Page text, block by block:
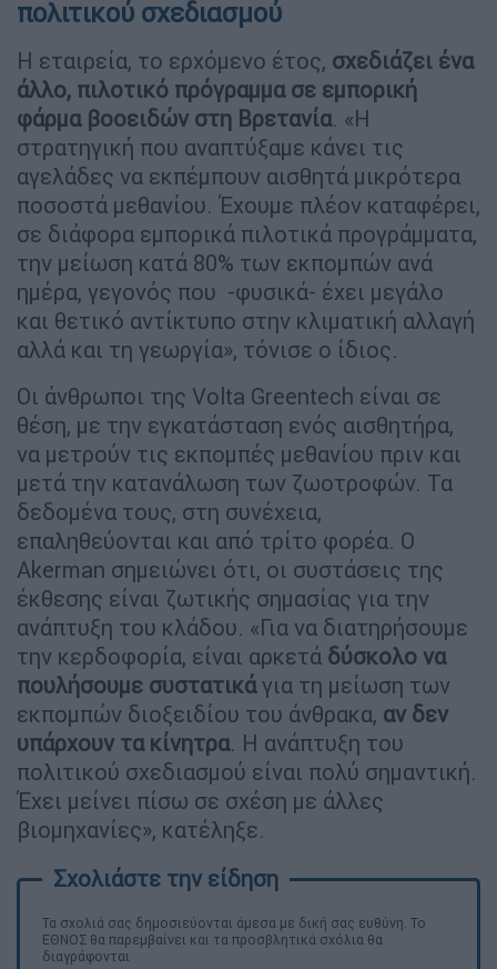
πολιτικού σχεδιασμού
Η εταιρεία, το ερχόμενο έτος, σχεδιάζει ένα
άλλο, πιλοτικό πρόγραμμα σε εμπορική
φάρμα βοοειδών στη Βρετανία. «Η
στρατηγική που αναπτύξαμε κάνει τις
αγελάδες να εκπέμπουν αισθητά μικρότερα
ποσοστά μεθανίου. Έχουμε πλέον καταφέρει,
σε διάφορα εμπορικά πιλοτικά προγράμματα,
την μείωση κατά 80% των εκπομπών ανά
ημέρα, γεγονός που -φυσικά- έχει μεγάλο
και θετικό αντίκτυπο στην κλιματική αλλαγή
αλλά και τη γεωργία», τόνισε ο ίδιος.
Οι άνθρωποι της Volta Greentech είναι σε
θέση, με την εγκατάσταση ενός αισθητήρα,
να μετρούν τις εκπομπές μεθανίου πριν και
μετά την κατανάλωση των ζωοτροφών. Τα
δεδομένα τους, στη συνέχεια,
επαληθεύονται και από τρίτο φορέα. Ο
Akerman σημειώνει ότι, οι συστάσεις της
έκθεσης είναι ζωτικής σημασίας για την
ανάπτυξη του κλάδου. «Για να διατηρήσουμε
την κερδοφορία, είναι αρκετά δύσκολο να
πουλήσουμε συστατικάγια τη μείωση των
εκπομπών διοξειδίου του άνθρακα, αν δεν
υπάρχουν τα κίνητρα. Η ανάπτυξη του
πολιτικού σχεδιασμού είναι πολύ σημαντική.
Έχει μείνει πίσω σε σχέση με άλλες
βιομηχανίες», κατέληξε.
Τα σχολιά σας δημοσιεύονται άμεσα με δική σας ευθύνη. Το
ΕΘΝΟΣ θα παρεμβαίνει και τα προσβλητικά σχόλια θα
διαγράφονται